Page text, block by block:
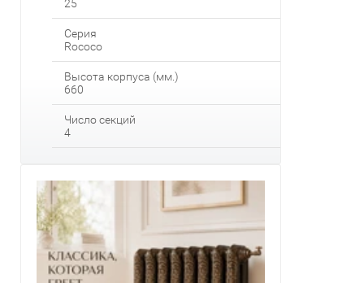
25
Серия
Rococo
Высота корпуса (мм.)
660
Число секций
4